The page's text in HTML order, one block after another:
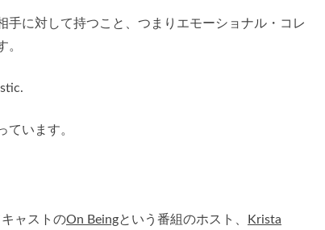
手に対して持つこと、つまりエモーショナル・コレ
。
ています。
ャストのOn Beingという番組のホスト、
Krista